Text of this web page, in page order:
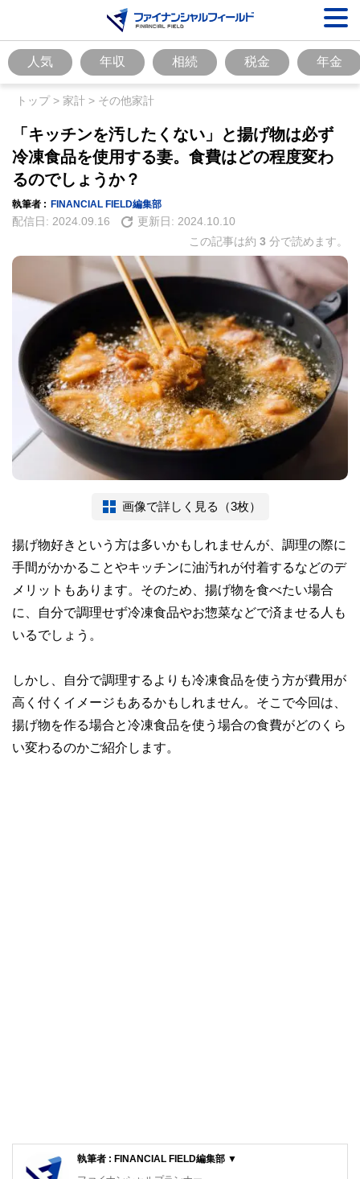
人気 年収 相続 税金 年金
トップ> 家計 > その他家計
「キッチンを汚したくない」と揚げ物は必ず
冷凍食品を使用する妻。食費はどの程度変わ
るのでしょうか？
執筆者 : FINANCIAL FIELD編集部
配信日: 2024.09.16 更新日: 2024.10.10
この記事は約 3 分で読めます。
画像で詳しく見る（3枚）
揚げ物好きという方は多いかもしれませんが、調理の際に
手間がかかることやキッチンに油汚れが付着するなどのデ
メリットもあります。そのため、揚げ物を食べたい場合
に、自分で調理せず冷凍食品やお惣菜などで済ませる人も
いるでしょう。
しかし、自分で調理するよりも冷凍食品を使う方が費用が
高く付くイメージもあるかもしれません。そこで今回は、
揚げ物を作る場合と冷凍食品を使う場合の食費がどのくら
い変わるのかご紹介します。
執筆者 : FINANCIAL FIELD編集部 ▼